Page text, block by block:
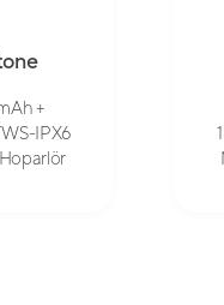
+
IPX6
Hoparlör